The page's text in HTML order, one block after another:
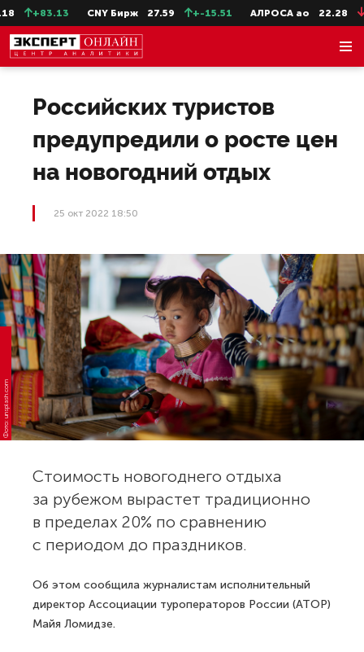
+83.13 CNY Бирж 27.59 +-15.51 АЛРОСА ао 22.28 -
Российских туристов
предупредили о росте цен
на новогодний отдых
25 окт 2022 18:50
Фото: unsplash.com
Стоимость новогоднего отдыха
за рубежом вырастет традиционно
в пределах 20% по сравнению
с периодом до праздников.
Об этом сообщила журналистам исполнительный
директор Ассоциации туроператоров России (АТОР)
Майя Ломидзе.